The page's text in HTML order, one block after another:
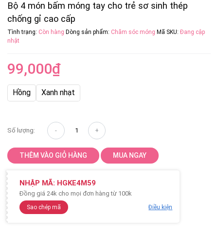
Bộ 4 món bấm móng tay cho trẻ sơ sinh thép
chống gỉ cao cấp
Tình trạng: Còn hàng Dòng sản phẩm: Chăm sóc móng Mã SKU: Đang cập
nhật
99,000₫
Hồng Xanh nhạt
Số lượng:
THÊM VÀO GIỎ HÀNG MUA NGAY
NHẬP MÃ: HGKE4M59
Đồng giá 24k cho mọi đơn hàng từ 100k
Sao chép mã Điều kiện